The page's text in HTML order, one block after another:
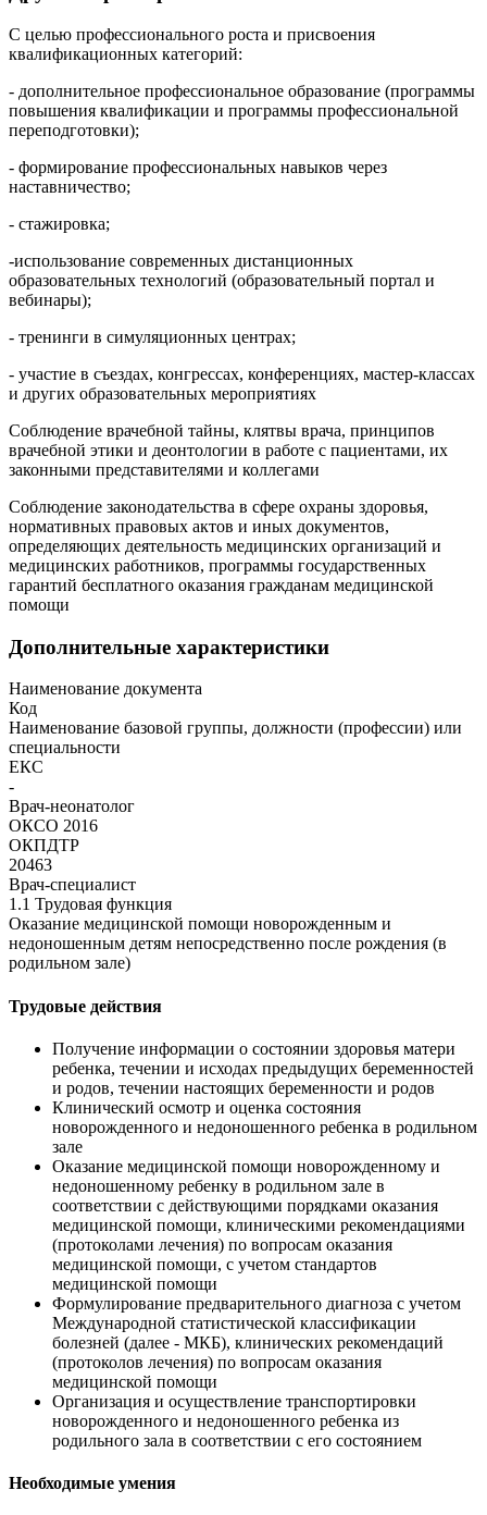
С целью профессионального роста и присвоения
квалификационных категорий:
- дополнительное профессиональное образование (программы
повышения квалификации и программы профессиональной
переподготовки);
- формирование профессиональных навыков через
наставничество;
- стажировка;
-использование современных дистанционных
образовательных технологий (образовательный портал и
вебинары);
- тренинги в симуляционных центрах;
- участие в съездах, конгрессах, конференциях, мастер-классах
и других образовательных мероприятиях
Соблюдение врачебной тайны, клятвы врача, принципов
врачебной этики и деонтологии в работе с пациентами, их
законными представителями и коллегами
Соблюдение законодательства в сфере охраны здоровья,
нормативных правовых актов и иных документов,
определяющих деятельность медицинских организаций и
медицинских работников, программы государственных
гарантий бесплатного оказания гражданам медицинской
помощи
Дополнительные характеристики
Наименование документа
Код
Наименование базовой группы, должности (профессии) или
специальности
ЕКС
-
Врач-неонатолог
ОКСО 2016
ОКПДТР
20463
Врач-специалист
1.1 Трудовая функция
Оказание медицинской помощи новорожденным и
недоношенным детям непосредственно после рождения (в
родильном зале)
Трудовые действия
Получение информации о состоянии здоровья матери
ребенка, течении и исходах предыдущих беременностей
и родов, течении настоящих беременности и родов
Клинический осмотр и оценка состояния
новорожденного и недоношенного ребенка в родильном
зале
Оказание медицинской помощи новорожденному и
недоношенному ребенку в родильном зале в
соответствии с действующими порядками оказания
медицинской помощи, клиническими рекомендациями
(протоколами лечения) по вопросам оказания
медицинской помощи, с учетом стандартов
медицинской помощи
Формулирование предварительного диагноза с учетом
Международной статистической классификации
болезней (далее - МКБ), клинических рекомендаций
(протоколов лечения) по вопросам оказания
медицинской помощи
Организация и осуществление транспортировки
новорожденного и недоношенного ребенка из
родильного зала в соответствии с его состоянием
Необходимые умения